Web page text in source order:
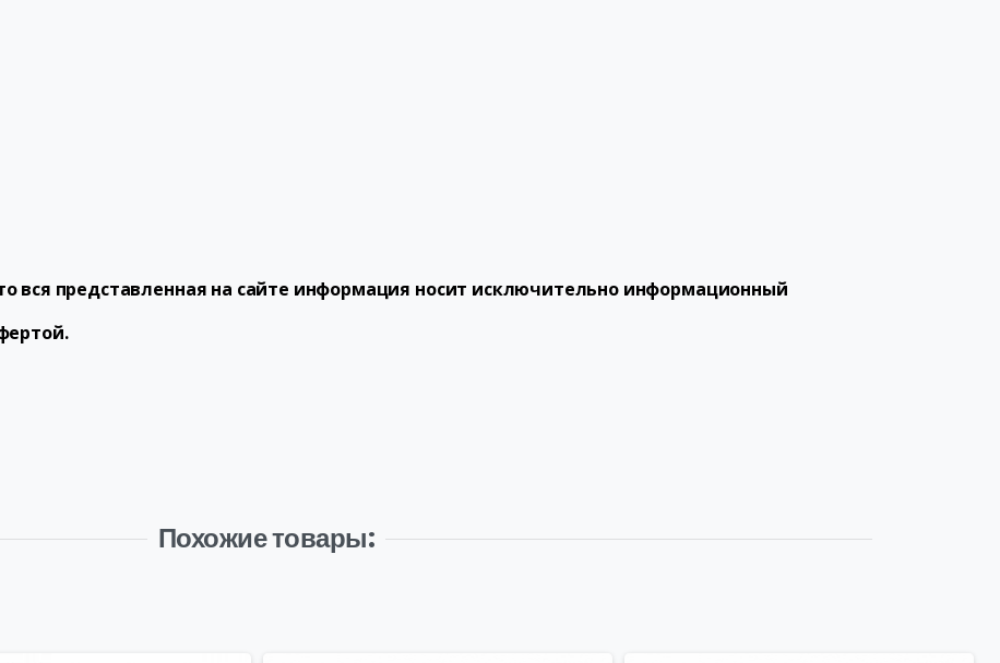
вся представленная на сайте информация носит исключительно информационный
Похожие товары: